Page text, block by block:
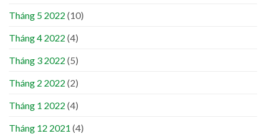
Tháng 5 2022 (10)
Tháng 4 2022 (4)
Tháng 3 2022 (5)
Tháng 2 2022 (2)
Tháng 1 2022 (4)
Tháng 12 2021 (4)